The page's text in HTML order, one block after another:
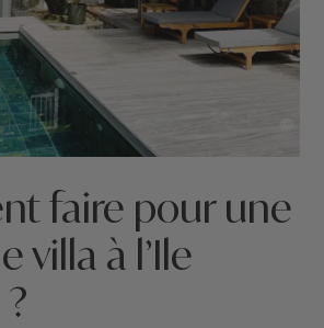
faire pour une
villa à l’Ile